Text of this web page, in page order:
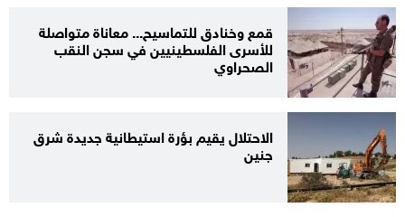
قمع وخنادق للتماسيح... معاناة متواصلة
للأسرى الفلسطينيين في سجن النقب
الصحراوي
الاحتلال يقيم بؤرة استيطانية جديدة شرق
جنين